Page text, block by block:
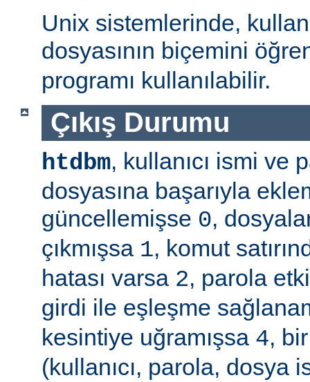
Unix sistemlerinde,
dosyasının biçemini
programı kullanılabilir.
Çıkış Durumu
htdbm, kullanıcı ismi ve
dosyasına başarıyla
güncellemişse 0,
çıkmışsa 1, komut
hatası varsa 2, parola
girdi ile eşleşme
kesintiye uğramışsa 4,
(kullanıcı, parola, dosya